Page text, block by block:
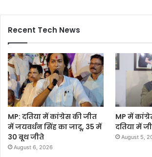
Recent Tech News
MP: दतिया में कांग्रेस की जीत
में जयवर्धन सिंह का जादू, 35 में
30 बूथ जीते
August 6, 2026
MP में
दतिया में
August 5,